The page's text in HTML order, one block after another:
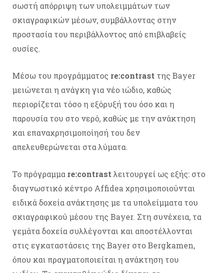
σωστή απόρριψη των υπολειμμάτων των
σκιαγραφικών μέσων, συμβάλλοντας στην
προστασία του περιβάλλοντος από επιβλαβείς
ουσίες.
Μέσω του προγράμματος re:contrast της Bayer
μειώνεται η ανάγκη για νέο ιώδιο, καθώς
περιορίζεται τόσο η εξόρυξή του όσο και η
παρουσία του στο νερό, καθώς με την ανάκτηση
και επαναχρησιμοποίησή του δεν
απελευθερώνεται στα λύματα.
Το πρόγραμμα re:contrast λειτουργεί ως εξής: στο
διαγνωστικό κέντρο Affidea χρησιμοποιούνται
ειδικά δοχεία ανάκτησης με τα υπολείμματα του
σκιαγραφικού μέσου της Bayer. Στη συνέχεια, τα
γεμάτα δοχεία συλλέγονται και αποστέλλονται
στις εγκαταστάσεις της Bayer στο Bergkamen,
όπου και πραγματοποιείται η ανάκτηση του